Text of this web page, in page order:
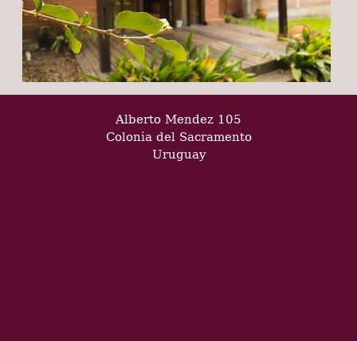
Alberto Mendez 105
Colonia del Sacramento
Uruguay